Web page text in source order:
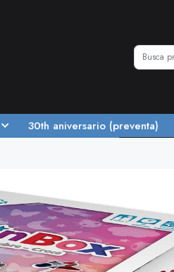
30th aniversario (preventa)